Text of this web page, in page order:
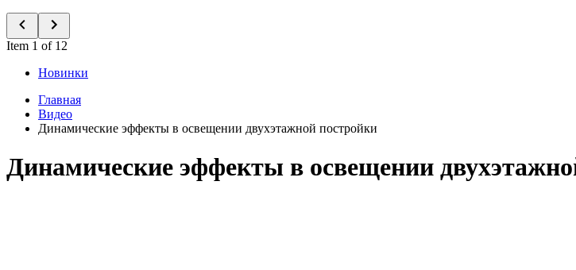
Item 1 of 12
Новинки
Главная
Видео
Динамические эффекты в освещении двухэтажной постройки
Динамические эффекты в освещении